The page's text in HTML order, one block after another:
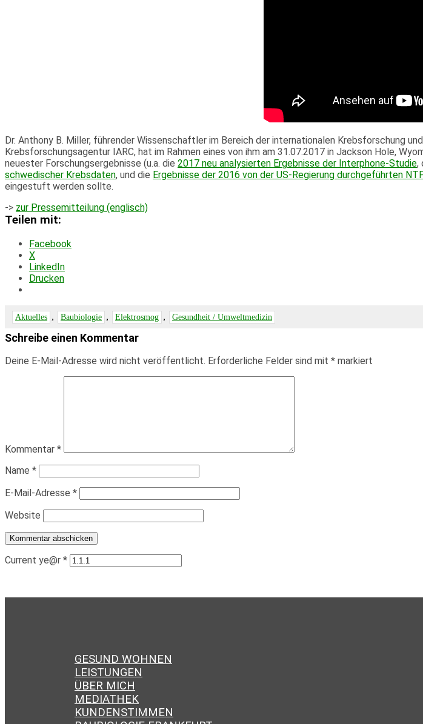
Dr. Anthony B. Miller, führender Wissenschaftler im Bereich der internationalen Krebsforschung
Krebsforschungsagentur IARC, hat im Rahmen eines von ihm am 31.07.2017 in Jackson Hole,
neuester Forschungsergebnisse (u.a. die 2017 neu analysierten Ergebnisse der Interphone-Studie,
schwedischer Krebsdaten, und die Ergebnisse der 2016 von der US-Regierung durchgeführten
eingestuft werden sollte.
-> zur Pressemitteilung (englisch)
Teilen mit:
Facebook
X
LinkedIn
Drucken
Aktuelles , Baubiologie , Elektrosmog , Gesundheit / Umweltmedizin
Schreibe einen Kommentar
Deine E-Mail-Adresse wird nicht veröffentlicht. Erforderliche Felder sind mit * markiert
Kommentar *
Name *
E-Mail-Adresse *
Website
Current ye@r *
GESUND WOHNEN
LEISTUNGEN
ÜBER MICH
MEDIATHEK
KUNDENSTIMMEN